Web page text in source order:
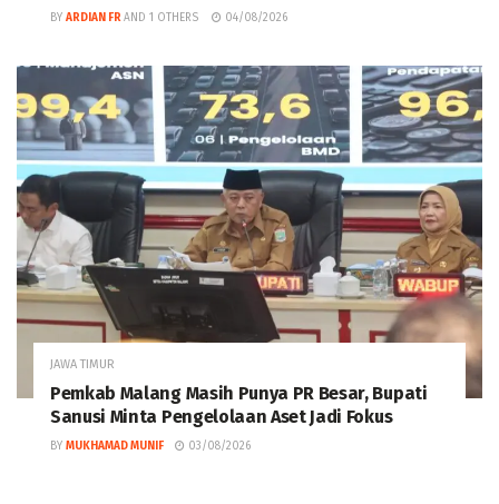
BY ARDIAN FR AND 1 OTHERS 04/08/2026
JAWA TIMUR
Pemkab Malang Masih Punya PR Besar, Bupati
Sanusi Minta Pengelolaan Aset Jadi Fokus
BY MUKHAMAD MUNIF 03/08/2026